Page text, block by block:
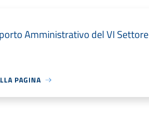
Amministrativo del VI Settore
PAGINA